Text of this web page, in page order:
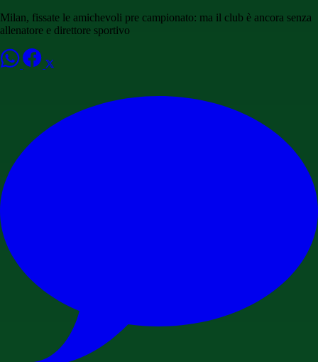
Milan, fissate le amichevoli pre campionato: ma il club è ancora senza
allenatore e direttore sportivo